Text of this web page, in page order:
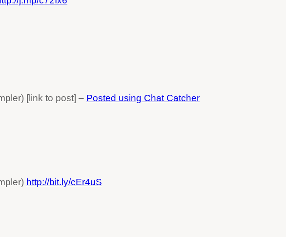
[link to post] – Posted using Chat Catcher
http://bit.ly/cEr4uS